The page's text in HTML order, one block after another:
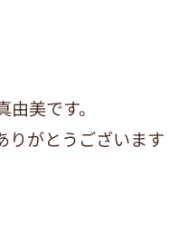
美です。
りがとうございます